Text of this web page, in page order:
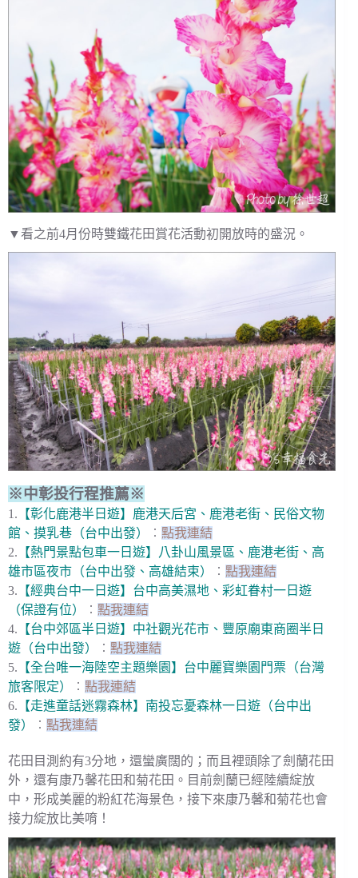
▼看之前4月份時雙鐵花田賞花活動初開放時的盛況。
※中彰投行程推薦※
1. 【彰化鹿港半日遊】鹿港天后宮、鹿港老街、民俗文物
館、摸乳巷（台中出發）
︰ 點我連結
2. 【熱門景點包車一日遊】八卦山風景區、鹿港老街、高
雄市區夜市（台中出發、高雄結束）
︰ 點我連結
3. 【經典台中一日遊】台中高美濕地、彩虹眷村一日遊
（保證有位）
︰ 點我連結
4. 【台中郊區半日遊】中社觀光花市、豐原廟東商圈半日
遊（台中出發）
︰ 點我連結
5. 【全台唯一海陸空主題樂園】台中麗寶樂園門票（台灣
旅客限定）
︰ 點我連結
6. 【走進童話迷霧森林】南投忘憂森林一日遊（台中出
發）
︰ 點我連結
花田目測約有3分地，還蠻廣闊的；而且裡頭除了劍蘭花田
外，還有康乃馨花田和菊花田。目前劍蘭已經陸續綻放
中，形成美麗的粉紅花海景色，接下來康乃馨和菊花也會
接力綻放比美唷！